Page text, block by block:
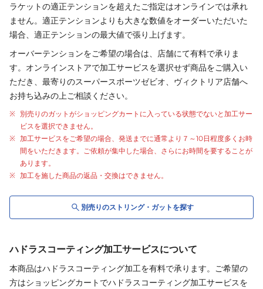
ラケットの適正テンションを超えたご指定はオンラインでは承れ
ません。適正テンションよりも大きな数値をオーダーいただいた
場合、適正テンションの最大値で張り上げます。
オーバーテンションをご希望の場合は、店舗にて有料で承りま
す。オンラインストアで加工サービスを選択せず商品をご購入い
ただき、最寄りのスーパースポーツゼビオ、ヴィクトリア店舗へ
お持ち込みの上ご相談ください。
別売りのガット がショッピングカートに入っている状態でないと加工サー
ビスを選択できません。
加工サービスをご希望の場合、発送までに通常より ７～10日程度多くお時
間をいただきます。ご依頼が集中した場合、さらにお時間を要することが
あります。
加工を施した商品の返品・交換はできません。
別売りのストリング・ ガット を探す
ハドラスコーティング加工サービスについて
本商品はハドラスコーティング加工を有料で承ります。ご希望の
方はショッピングカートでハドラスコーティング加工サービスを